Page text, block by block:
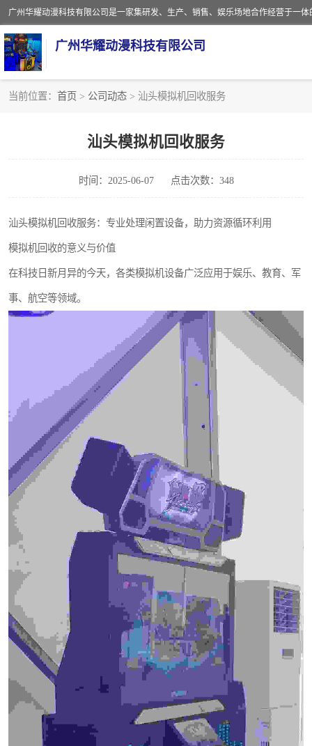
广州华耀动漫科技有限公司
当前位置： 首页 > 公司动态 > 汕头模拟机回收服务
汕头模拟机回收服务
时间：2025-06-07 点击次数：348
汕头模拟机回收服务：专业处理闲置设备，助力资源循环利用
模拟机回收的意义与价值
在科技日新月异的今天，各类模拟机设备广泛应用于娱乐、教育、军
事、航空等领域。
游戏厅回收